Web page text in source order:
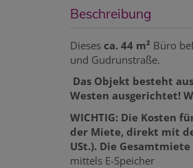
Beschreibung
Dieses ca. 44 m² Büro
und Gudrunstraße.
Das Objekt besteht
Westen ausgerichtet!
WICHTIG: Die Kosten
der Miete, direkt mit
USt.). Die
mittels E-Speicher